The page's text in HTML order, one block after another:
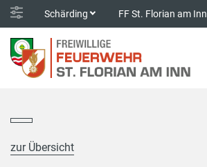
Schärding FF St. Florian am Inn
zur Übersicht